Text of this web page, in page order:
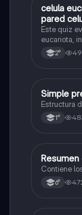
CBiología
celula
pared celular,
nombre
Este quiz
eucariota,
núcleo,
2°
Inglés
Simple
Estructura
1°
Inglés
Contiene
6°